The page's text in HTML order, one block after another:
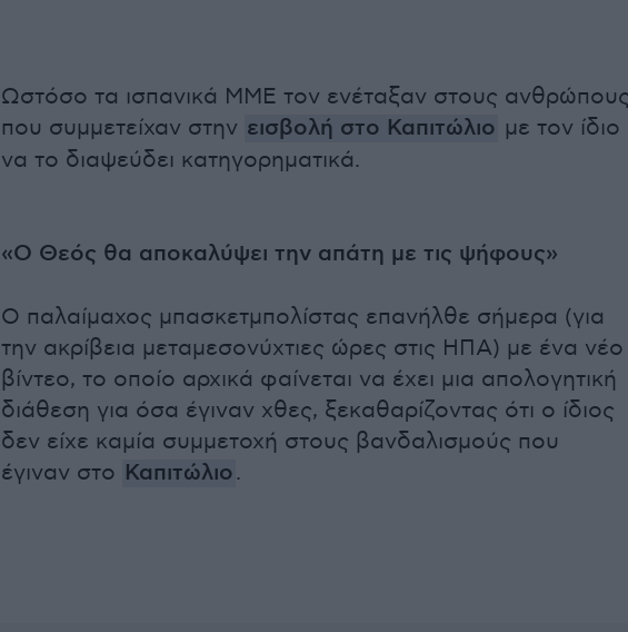
Ωστόσο τα ισπανικά ΜΜΕ τον ενέταξαν στους
που συμμετείχαν στην εισβολή στο Καπιτώλιο με τον ίδιο
να το διαψεύδει κατηγορηματικά.
«Ο Θεός θα αποκαλύψει την απάτη με τις ψήφους»
Ο παλαίμαχος μπασκετμπολίστας επανήλθε σήμερα (για
την ακρίβεια μεταμεσονύχτιες ώρες στις ΗΠΑ) με ένα νέο
βίντεο, το οποίο αρχικά φαίνεται να έχει μια απολογητική
διάθεση για όσα έγιναν χθες, ξεκαθαρίζοντας ότι ο ίδιος
δεν είχε καμία συμμετοχή στους βανδαλισμούς που
έγιναν στο Καπιτώλιο.